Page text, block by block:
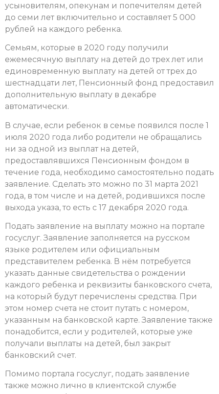
усыновителям, опекунам и попечителям детей
до семи лет включительно и составляет 5 000
рублей на каждого ребенка.
Семьям, которые в 2020 году получили
ежемесячную выплату на детей до трех лет или
единовременную выплату на детей от трех до
шестнадцати лет, Пенсионный фонд предоставил
дополнительную выплату в декабре
автоматически.
В случае, если ребенок в семье появился после 1
июля 2020 года либо родители не обращались
ни за одной из выплат на детей,
предоставлявшихся Пенсионным фондом в
течение года, необходимо самостоятельно подать
заявление. Сделать это можно по 31 марта 2021
года, в том числе и на детей, родившихся после
выхода указа, то есть с 17 декабря 2020 года.
Подать заявление на выплату можно на портале
госуслуг. Заявление заполняется на русском
языке родителем или официальным
представителем ребенка. В нём потребуется
указать данные свидетельства о рождении
каждого ребенка и реквизиты банковского счета,
на который будут перечислены средства. При
этом номер счета не стоит путать с номером,
указанным на банковской карте. Заявление также
понадобится, если у родителей, которые уже
получали выплаты на детей, был закрыт
банковский счет.
Помимо портала госуслуг, подать заявление
также можно лично в клиентской службе